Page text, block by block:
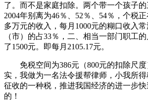
了。而不是家庭扣除。两个带一个孩子
2004年别离为46％、52％、54％，个税
多万元的收入，每月1000元的糊口收入
（市）的占33％，二、相当一部门职工
了1500元。即每月2105.17元。
免税空间为386元（800元的扣除尺度
实，我做为一名法令援帮律师，小我所
征收的一种税，推进我国经济的进一步
的！